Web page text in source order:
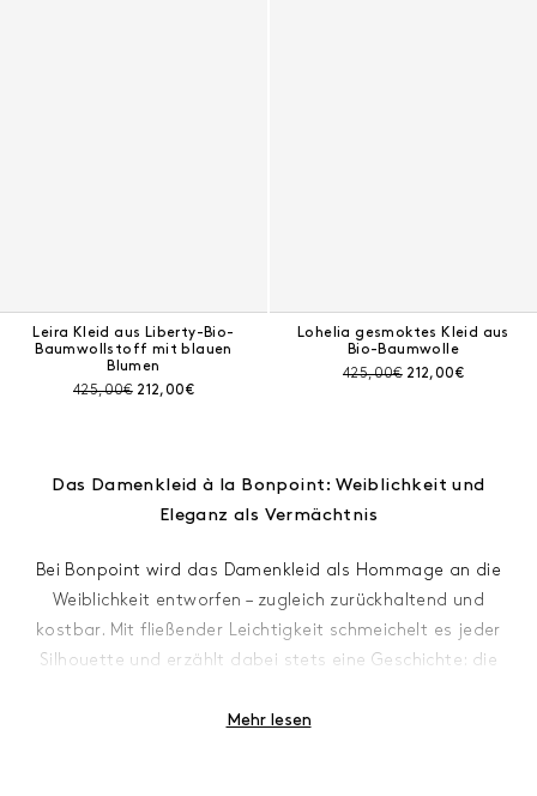
Leira Kleid aus Liberty-Bio-
Baumwollstoff mit blauen
Blumen
Preis vor Rabatt:
425,00€ Aktueller Preis:
212,00€
Lohelia gesmoktes Kleid aus
Bio-Baumwolle
Preis vor Rabatt:
425,00€ Aktueller Preis:
212,00€
Das Damenkleid à la Bonpoint: Weiblichkeit und
Eleganz als Vermächtnis
Bei Bonpoint wird das Damenkleid als Hommage an die
Weiblichkeit entworfen – zugleich zurückhaltend und
kostbar. Mit fließender Leichtigkeit schmeichelt es jeder
Silhouette und erzählt dabei stets eine Geschichte: die
Erscheinung, ein Midi-Kleid mit dezentem Charme, ein
Mehr lesen